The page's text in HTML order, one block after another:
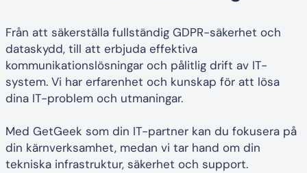
Från att säkerställa fullständig GDPR-säkerhet och
dataskydd, till att erbjuda effektiva
kommunikationslösningar och pålitlig drift av IT-
system. Vi har erfarenhet och kunskap för att lösa
dina IT-problem och utmaningar.
Med GetGeek som din IT-partner kan du fokusera på
din kärnverksamhet, medan vi tar hand om din
tekniska infrastruktur, säkerhet och support.